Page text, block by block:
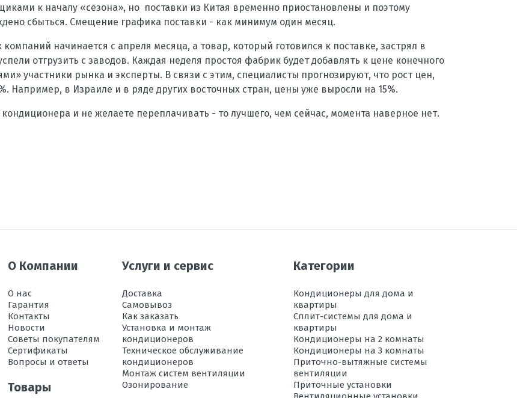
к началу «сезона», но поставки из Китая временно приостановлены и поэтому
сбыться. Смещение графика поставки - как минимум один месяц.
начинается с апреля месяца, а товар, который готовился к поставке, застрял в
отгрузить с заводов. Каждая неделя простоя фабрик будет добавлять к цене конечного
участники рынка и эксперты. В связи с этим, специалисты прогнозируют, что рост цен,
Например, в Израиле и в ряде других восточных стран, цены уже выросли на 15%.
и не желаете переплачивать - то лучшего, чем сейчас, момента наверное нет.
О Компании
О нас
Гарантия
Контакты
Новости
Советы покупателям
Сертификаты
Вопросы и ответы
Товары
Услуги и сервис
Доставка
Самовывоз
Как заказать
Установка и монтаж
кондиционеров
Техническое обслуживание
кондиционеров
Монтаж систем вентиляции
Озонирование
Категории
Кондиционеры для дома и
квартиры
Сплит-системы для дома и
квартиры
Кондиционеры на 2 комнаты
Кондиционеры на 3 комнаты
Приточно-вытяжные системы
вентиляции
Приточные установки